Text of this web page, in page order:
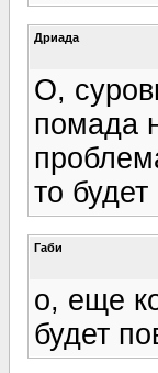
Дриада
О,
помада
то
Габи
о, еще
будет